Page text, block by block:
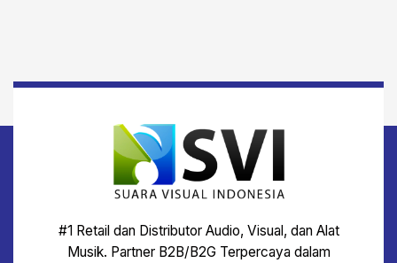
#1 Retail dan Distributor Audio, Visual, dan Alat
Musik. Partner B2B/B2G Terpercaya dalam